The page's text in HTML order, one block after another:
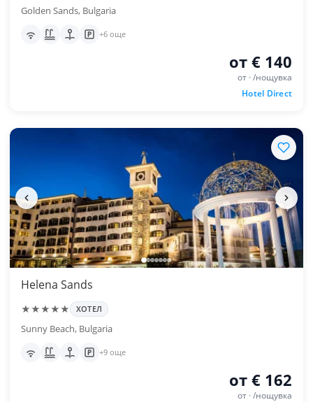
Golden Sands, Bulgaria
+6 още
от € 140
от · /нощувка
Hotel Direct
Helena Sands
★★★★★ ХОТЕЛ
Sunny Beach, Bulgaria
+9 още
от € 162
от · /нощувка